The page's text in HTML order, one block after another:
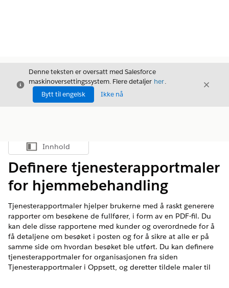
Avslutt
Denne teksten er oversatt med Salesforce
maskinoversettingssystem. Flere detaljer her.
Bytt til engelsk
Ikke nå
Avslutt
Vis innholdsfortegnelse
Innhold
Definere tjenesterapportmaler
for hjemmebehandling
Tjenesterapportmaler hjelper brukerne med å raskt generere
rapporter om besøkene de fullfører, i form av en PDF-fil. Du
kan dele disse rapportene med kunder og overordnede for å
få detaljene om besøket i posten og for å sikre at alle er på
samme side om hvordan besøket ble utført. Du kan definere
tjenesterapportmaler for organisasjonen fra siden
Tjenesterapportmaler i Oppsett, og deretter tildele maler til